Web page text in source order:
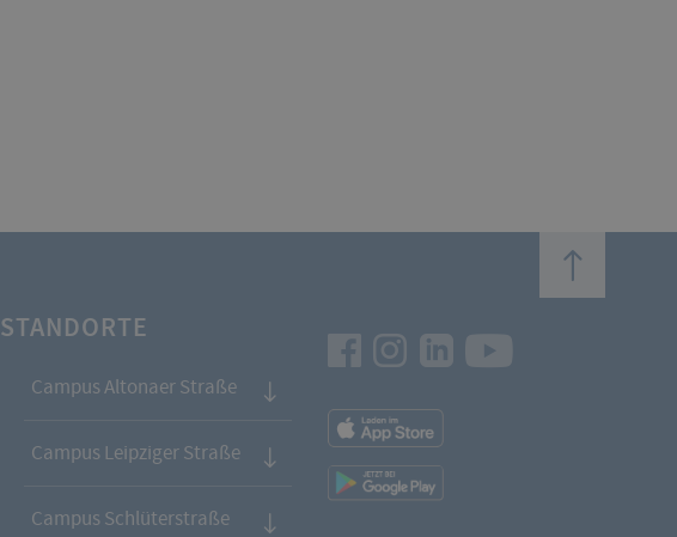
STANDORTE
Campus Altonaer Straße
Campus Leipziger Straße
Campus Schlüterstraße
FacebookInstagramLinkedIn